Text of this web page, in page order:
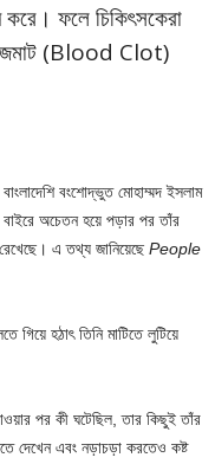
করে। ফলে চিকিৎসকেরা
জমাট (Blood Clot)
বাংলাদেশি বংশোদ্ভুত মোহাম্মদ ইসলাম
বাইরে অচেতন হয়ে পড়ার পর তাঁর
এ তথ্য জানিয়েছে People
গিয়ে হঠাৎ তিনি মাটিতে লুটিয়ে
পর কী ঘটেছিল, তার কিছুই তাঁর
দেখেন এবং নড়াচড়া করতেও কষ্ট